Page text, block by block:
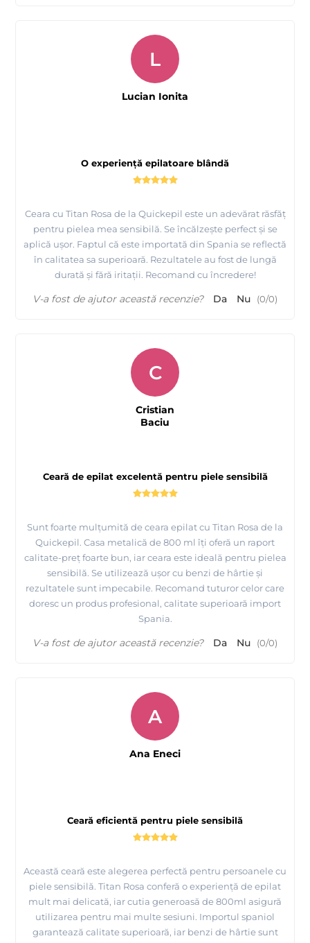
O experiență epilatoare blândă
Ceara cu Titan Rosa de la Quickepil este un adevărat răsfăț
pentru pielea mea sensibilă. Se încălzește perfect și se
aplică ușor. Faptul că este importată din Spania se reflectă
în calitatea sa superioară. Rezultatele au fost de lungă
durată și fără iritații. Recomand cu încredere!
L
Lucian Ionita
V-a fost de ajutor această recenzie? Da Nu (0/0)
Ceară de epilat excelentă pentru piele sensibilă
Sunt foarte mulțumită de ceara epilat cu Titan Rosa de la
Quickepil. Casa metalică de 800 ml îți oferă un raport
calitate-preț foarte bun, iar ceara este ideală pentru pielea
sensibilă. Se utilizează ușor cu benzi de hârtie și
rezultatele sunt impecabile. Recomand tuturor celor care
doresc un produs profesional, calitate superioară import
Spania.
C
Cristian
Baciu
V-a fost de ajutor această recenzie? Da Nu (0/0)
Ceară eficientă pentru piele sensibilă
Această ceară este alegerea perfectă pentru persoanele cu
piele sensibilă. Titan Rosa conferă o experiență de epilat
mult mai delicată, iar cutia generoasă de 800ml asigură
utilizarea pentru mai multe sesiuni. Importul spaniol
garantează calitate superioară, iar benzi de hârtie sunt
A
Ana Eneci